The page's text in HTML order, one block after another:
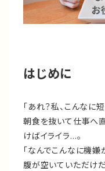
はじめに
「あれ？私、こんなに
朝食を抜いて仕事へ
けばイライラ…。
「なんでこんなに機嫌
腹が空いていただけだ